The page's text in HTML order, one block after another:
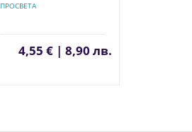
ПРОСВЕТА
4,55 € | 8,90 лв.